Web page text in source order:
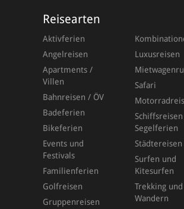
Reisearten
Aktivferien
Angelreisen
Apartments /
Villen
Bahnreisen / ÖV
Badeferien
Bikeferien
Events und
Festivals
Familienferien
Golfreisen
Gruppenreisen
Luxusreisen
Safari
Segelferien
Städtereisen
Surfen und
Kitesurfen
Trekking und
Wandern